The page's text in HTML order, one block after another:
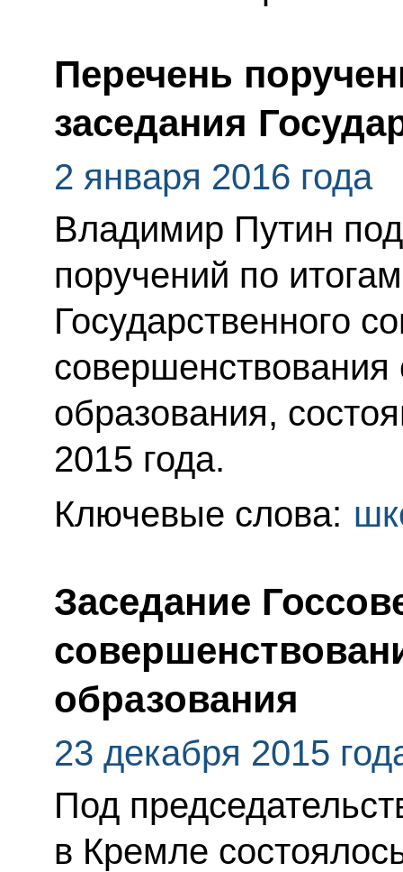
Перечень
заседания
2 января 2016 года
Владимир Путин
поручений по
Государственного
образования,
2015 года.
Ключевые слова:
Заседание
образования
23 декабря 2015
Под
в Кремле